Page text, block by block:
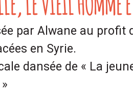
par Alwane au profit
en Syrie.
dansée de « La